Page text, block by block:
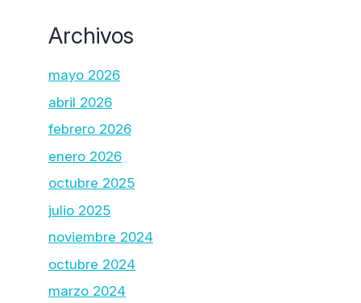
Archivos
mayo 2026
abril 2026
febrero 2026
enero 2026
octubre 2025
julio 2025
noviembre 2024
octubre 2024
marzo 2024